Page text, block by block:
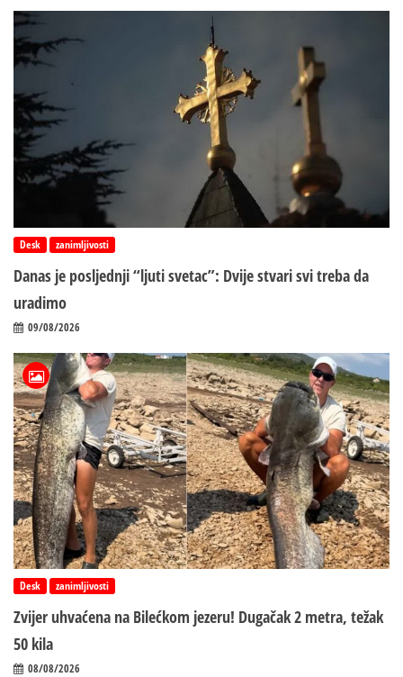
Desk zanimljivosti
Danas je posljednji “ljuti svetac”: Dvije stvari svi treba da
uradimo
09/08/2026
Desk zanimljivosti
Zvijer uhvaćena na Bilećkom jezeru! Dugačak 2 metra, težak
50 kila
08/08/2026